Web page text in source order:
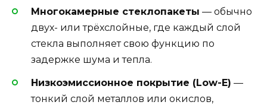
Многокамерные стеклопакеты — обычно
двух- или трёхслойные, где каждый слой
стекла выполняет свою функцию по
задержке шума и тепла.
Низкоэмиссионное покрытие (Low-E) —
тонкий слой металлов или окислов,